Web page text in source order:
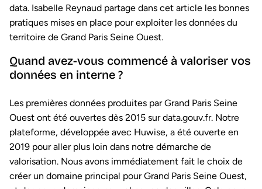
data. Isabelle Reynaud partage dans cet article les bonnes
pratiques mises en place pour exploiter les données du
territoire de Grand Paris Seine Ouest.
Quand avez-vous commencé à valoriser vos
données en interne ?
Les premières données produites par Grand Paris Seine
Ouest ont été ouvertes dès 2015 sur data.gouv.fr. Notre
plateforme, développée avec Huwise, a été ouverte en
2019 pour aller plus loin dans notre démarche de
valorisation. Nous avons immédiatement fait le choix de
créer un domaine principal pour Grand Paris Seine Ouest,